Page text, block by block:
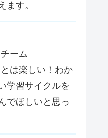
ます。
ーム
は楽しい！わか
学習サイクルを
でほしいと思っ